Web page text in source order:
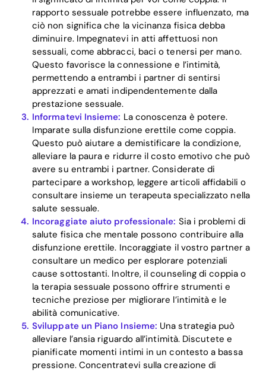
Download
rapporto sessuale potrebbe essere influenzato, ma
ciò non significa che la vicinanza fisica debba
diminuire. Impegnatevi in atti affettuosi non
sessuali, come abbracci, baci o tenersi per mano.
Questo favorisce la connessione e l’intimità,
permettendo a entrambi i partner di sentirsi
apprezzati e amati indipendentemente dalla
prestazione sessuale.
Informatevi Insieme: La conoscenza è potere.
Imparate sulla disfunzione erettile come coppia.
Questo può aiutare a demistificare la condizione,
alleviare la paura e ridurre il costo emotivo che può
avere su entrambi i partner. Considerate di
partecipare a workshop, leggere articoli affidabili o
consultare insieme un terapeuta specializzato nella
salute sessuale.
Incoraggiate aiuto professionale: Sia i problemi di
salute fisica che mentale possono contribuire alla
disfunzione erettile. Incoraggiate il vostro partner a
consultare un medico per esplorare potenziali
cause sottostanti. Inoltre, il counseling di coppia o
la terapia sessuale possono offrire strumenti e
tecniche preziose per migliorare l’intimità e le
abilità comunicative.
Sviluppate un Piano Insieme: Una strategia può
alleviare l’ansia riguardo all’intimità. Discutete e
pianificate momenti intimi in un contesto a bassa
pressione. Concentratevi sulla creazione di